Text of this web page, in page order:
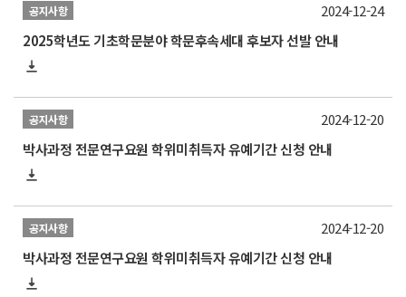
공지사항
2025학년도 기초학문분야 학문후속세대 후보자 선발 안내
2024-12-24
공지사항
박사과정 전문연구요원 학위미취득자 유예기간 신청 안내
2024-12-20
공지사항
박사과정 전문연구요원 학위미취득자 유예기간 신청 안내
2024-12-20